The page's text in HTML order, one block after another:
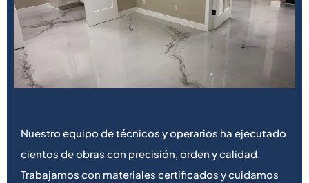
Nuestro equipo de técnicos y operarios ha ejecutado
cientos de obras con precisión, orden y calidad.
Trabajamos con materiales certificados y cuidamos